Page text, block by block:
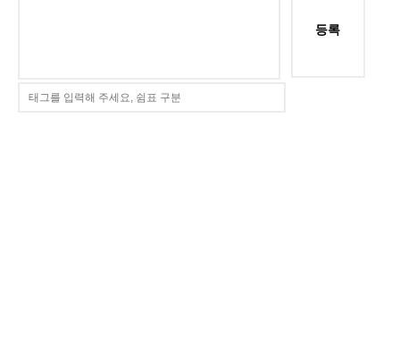
등록